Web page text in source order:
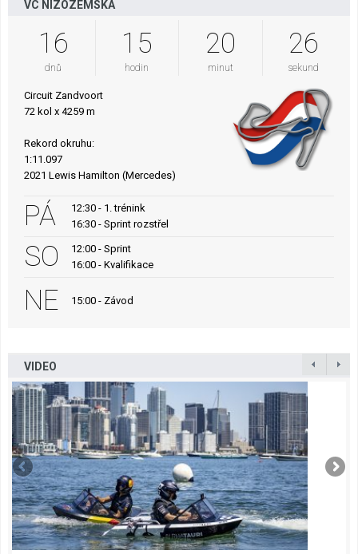
VC NIZOZEMSKA
16
dnů
15
hodin
20
minut
25
sekund
Circuit Zandvoort
72 kol x 4259 m
Rekord okruhu:
1:11.097
2021 Lewis Hamilton (Mercedes)
PÁ
12:30 - 1. trénink
16:30 - Sprint rozstřel
SO
12:00 - Sprint
16:00 - Kvalifikace
NE 15:00 - Závod
VIDEO